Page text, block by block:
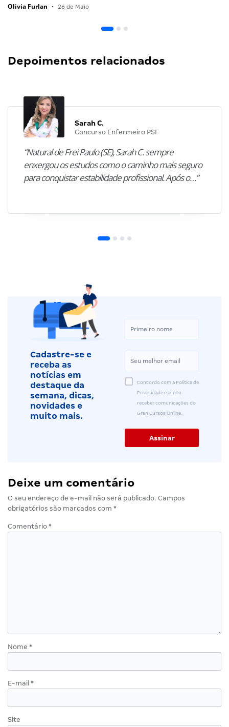
Olivia Furlan • 26 de Maio
Depoimentos relacionados
Sarah C.
Concurso Enfermeiro PSF
“Natural de Frei Paulo (SE), Sarah C. sempre
enxergou os estudos como o caminho mais seguro
para conquistar estabilidade profissional. Após o…”
Cadastre-se e
receba as
notícias em
destaque da
semana, dicas,
novidades e
muito mais.
Concordo com a Política de
Privacidade e aceito
receber comunicações do
Gran Cursos Online.
Deixe um comentário
O seu endereço de e-mail não será publicado. Campos
obrigatórios são marcados com *
Comentário *
Nome *
E-mail *
Site